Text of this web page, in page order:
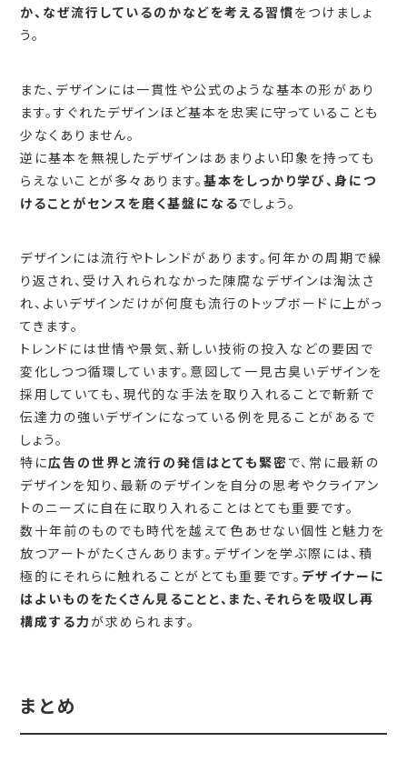
か、なぜ流行しているのかなどを考える習慣をつけましょ
う。
また、デザインには一貫性や公式のような基本の形があり
ます。すぐれたデザインほど基本を忠実に守っていることも
少なくありません。
逆に基本を無視したデザインはあまりよい印象を持っても
らえないことが多々あります。基本をしっかり学び、身につ
けることがセンスを磨く基盤になるでしょう。
デザインには流行やトレンドがあります。何年かの周期で繰
り返され、受け入れられなかった陳腐なデザインは淘汰さ
れ、よいデザインだけが何度も流行のトップボードに上がっ
てきます。
トレンドには世情や景気、新しい技術の投入などの要因で
変化しつつ循環しています。意図して一見古臭いデザインを
採用していても、現代的な手法を取り入れることで斬新で
伝達力の強いデザインになっている例を見ることがあるで
しょう。
特に広告の世界と流行の発信はとても緊密で、常に最新の
デザインを知り、最新のデザインを自分の思考やクライアン
トのニーズに自在に取り入れることはとても重要です。
数十年前のものでも時代を越えて色あせない個性と魅力を
放つアートがたくさんあります。デザインを学ぶ際には、積
極的にそれらに触れることがとても重要です。デザイナーに
はよいものをたくさん見ることと、また、それらを吸収し再
構成する力が求められます。
まとめ